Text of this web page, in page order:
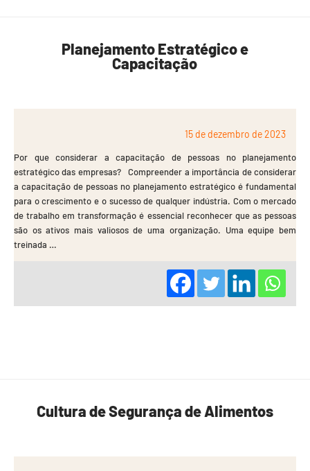
Planejamento Estratégico e
Capacitação
15 de dezembro de 2023
Por que considerar a capacitação de pessoas no planejamento
estratégico das empresas? Compreender a importância de considerar
a capacitação de pessoas no planejamento estratégico é fundamental
para o crescimento e o sucesso de qualquer indústria. Com o mercado
de trabalho em transformação é essencial reconhecer que as pessoas
são os ativos mais valiosos de uma organização. Uma equipe bem
treinada …
Cultura de Segurança de Alimentos